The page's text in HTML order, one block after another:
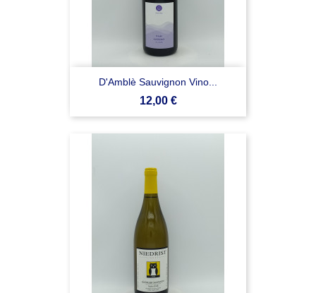
D'Amblè Sauvignon Vino...
Prezzo
12,00 €